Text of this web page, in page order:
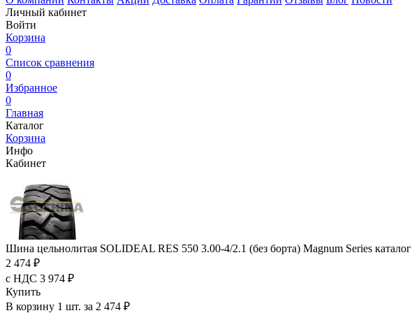
Личный кабинет
Войти
Корзина
0
Список сравнения
0
Избранное
0
Главная
Каталог
Корзина
Инфо
Кабинет
Шина цельнолитая SOLIDEAL RES 550 3.00-4/2.1 (без борта) Magnum Series каталог
2 474 ₽
с НДС 3 974 ₽
Купить
В корзину 1 шт. за 2 474 ₽